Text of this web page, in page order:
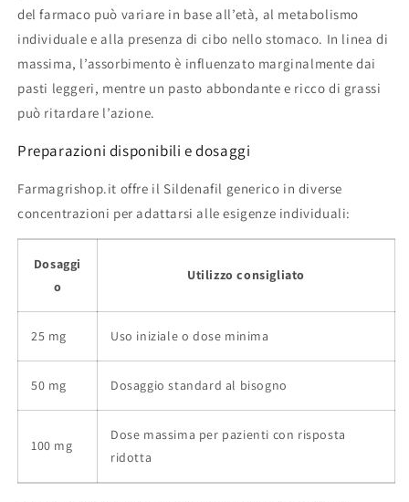
del farmaco può variare in base all’età, al metabolismo
individuale e alla presenza di cibo nello stomaco. In linea di
massima, l’assorbimento è influenzato marginalmente dai
pasti leggeri, mentre un pasto abbondante e ricco di grassi
può ritardare l’azione.
Preparazioni disponibili e dosaggi
Farmagrishop.it offre il Sildenafil generico in diverse
concentrazioni per adattarsi alle esigenze individuali:
Dosaggi
o
Utilizzo consigliato
25 mg Uso iniziale o dose minima
50 mg Dosaggio standard al bisogno
100 mg
Dose massima per pazienti con risposta
ridotta